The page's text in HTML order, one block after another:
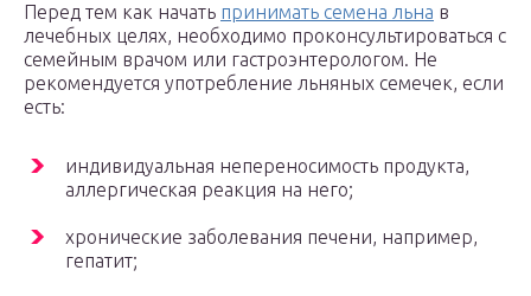
Перед тем как начать принимать семена льна в
лечебных целях, необходимо проконсультироваться с
семейным врачом или гастроэнтерологом. Не
рекомендуется употребление льняных семечек, если
есть:
индивидуальная непереносимость продукта,
аллергическая реакция на него;
хронические заболевания печени, например,
гепатит;